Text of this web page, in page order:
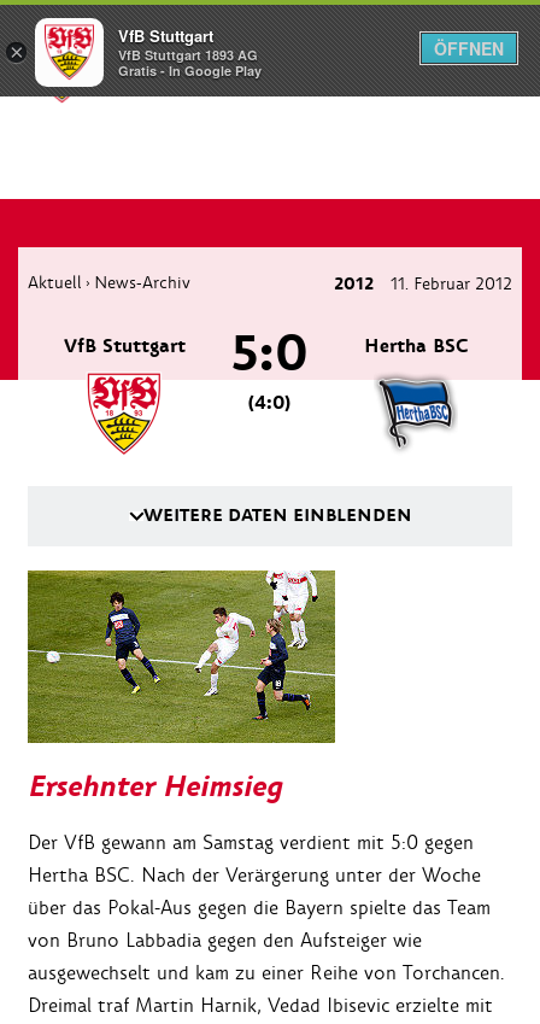
Menü
Aktuell › News-Archiv 2012 11. Februar 2012
VfB Stuttgart Hertha BSC
5:0
(4:0)
WEITERE DATEN EINBLENDEN
Ersehnter Heimsieg
Der VfB gewann am Samstag verdient mit 5:0 gegen
Hertha BSC. Nach der Verärgerung unter der Woche
über das Pokal-Aus gegen die Bayern spielte das Team
von Bruno Labbadia gegen den Aufsteiger wie
ausgewechselt und kam zu einer Reihe von Torchancen.
Dreimal traf Martin Harnik, Vedad Ibisevic erzielte mit
×
VfB Stuttgart
VfB Stuttgart 1893 AG
Gratis - In Google Play
ÖFFNEN